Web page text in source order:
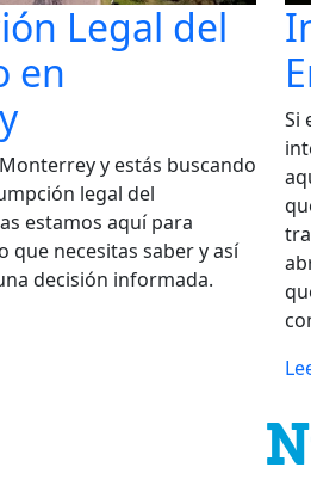
Legal del
en
y estás buscando
legal del
estamos aquí para
necesitas saber y así
decisión informada.
Si